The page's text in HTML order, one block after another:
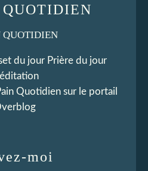
du jour Prière du jour
Quotidiensur le portail
moi